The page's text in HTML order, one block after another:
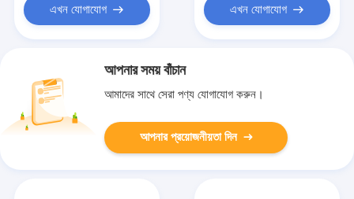
এখন যোগাযোগ এখন যোগাযোগ
আপনার সময় বাঁচান
আমাদের সাথে সেরা পণ্য যোগাযোগ করুন।
আপনার প্রয়োজনীয়তা দিন